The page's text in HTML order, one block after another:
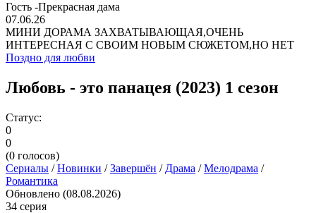
Гость -Прекрасная дама
07.06.26
МИНИ ДОРАМА ЗАХВАТЫВАЮЩАЯ,ОЧЕНЬ
ИНТЕРЕСНАЯ С СВОИМ НОВЫМ СЮЖЕТОМ,НО НЕТ
Поздно для любви
Любовь - это панацея (2023) 1 сезон
Статус:
0
0
(0 голосов)
Сериалы /Новинки /Завершён / Драма /Мелодрама /
Романтика
Обновлено (08.08.2026)
34 серия